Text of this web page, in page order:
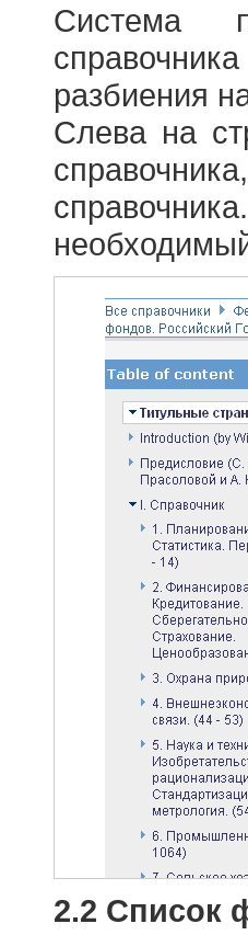
Система
разбиения
Слева на
2.2 Список